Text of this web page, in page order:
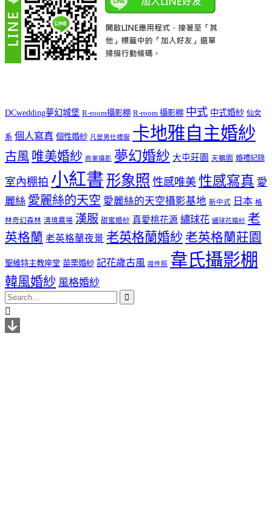
DCwedding夢幻城堡 R-room攝影棚 R-room 攝影棚 中式 中式婚紗 仙女
系 個人寫真 個性婚紗 凡登男仕禮服 卡地雅自主婚紗
古風 唯美婚紗 商業攝影 夢幻婚紗 大屯莊園 天鵝園 婚禮記錄
室內棚拍 小紅書 形象照 性感唯美 性感寫真 愛
麗絲 愛麗絲的天空 愛麗絲的天空攝影基地 新中式 日本 格
林奇幻森林 清境農場 漢服 甜蜜婚紗 真愛桃花源 繡球花 繡球花婚紗 老
英格蘭 老英格蘭夜景 老英格蘭婚紗 老英格蘭莊園
聖維特主教座堂 苗栗婚紗 記花歲古風 證件照 韋氏攝影棚
韓風婚紗 風格婚紗

